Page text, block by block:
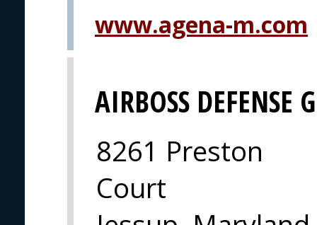
www.agena-m.com
AIRBOSS DEFENSE
8261 Preston
Court